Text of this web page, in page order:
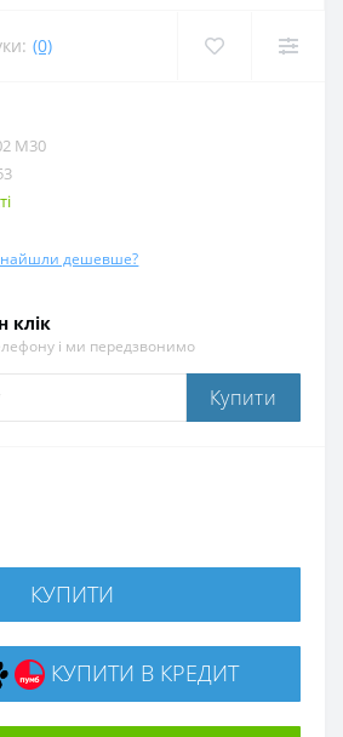
(0)
М30
дешевше?
клік
і ми передзвонимо
Купити
КУПИТИ
КУПИТИ В КРЕДИТ